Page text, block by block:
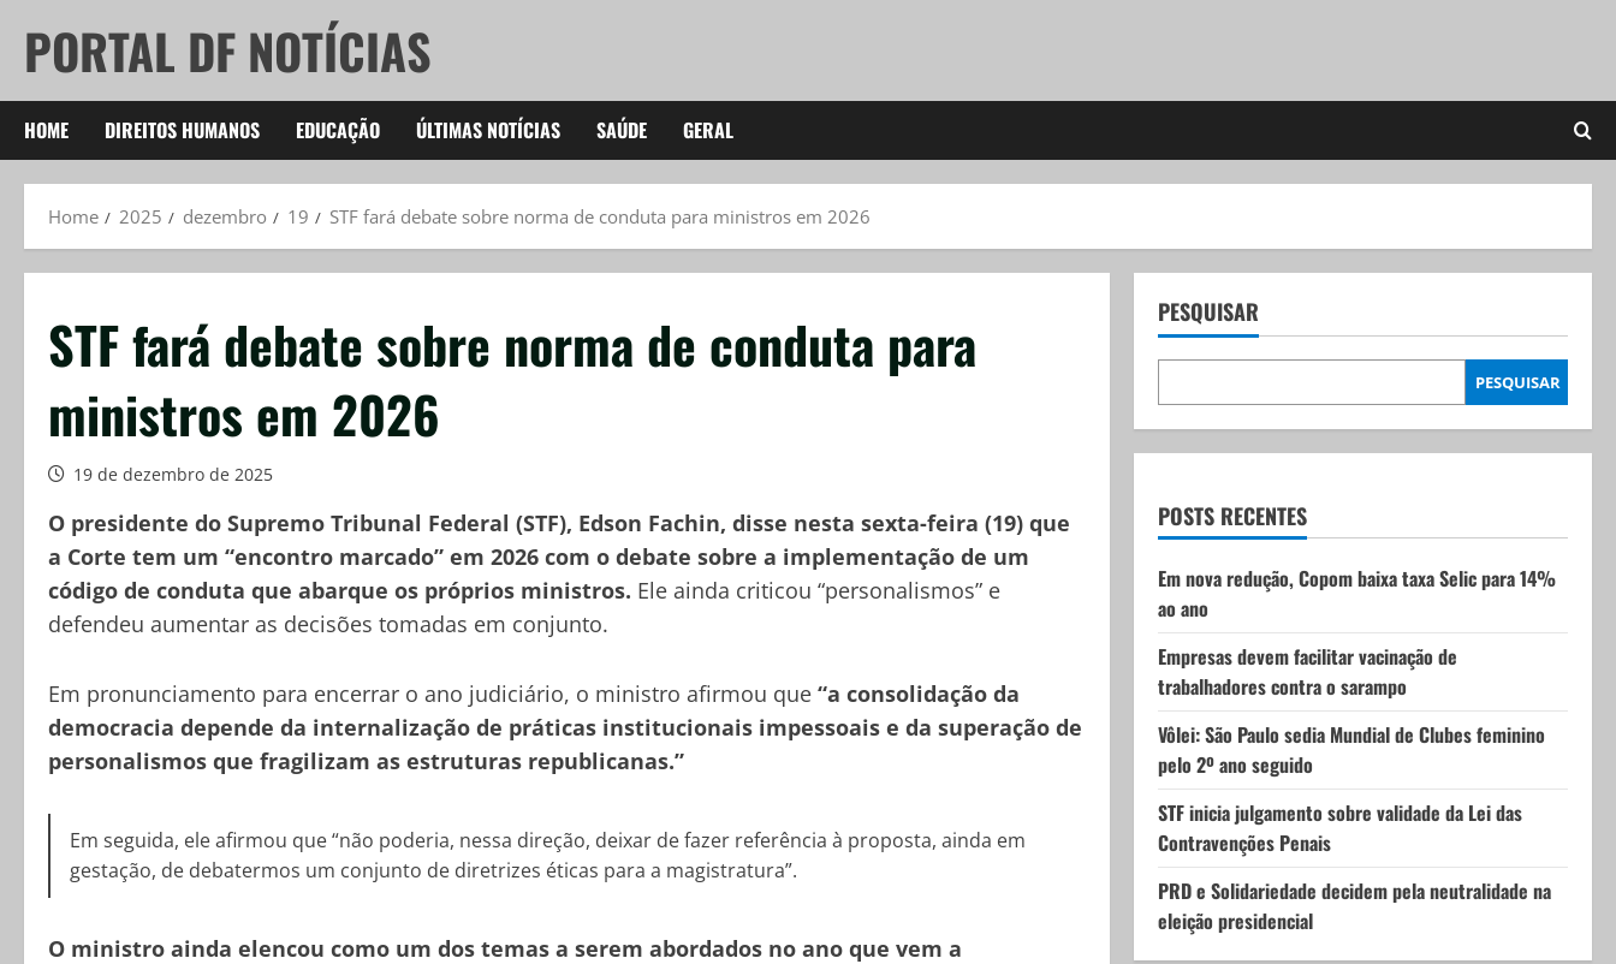
content
PORTAL DF NOTÍCIAS
HOME DIREITOS HUMANOS EDUCAÇÃO ÚLTIMAS NOTÍCIAS SAÚDE GERAL
Home 2025 dezembro 19 STF fará debate sobre norma de conduta para ministros em 2026
STF fará debate sobre norma de conduta para
ministros em 2026
19 de dezembro de 2025
O presidente do Supremo Tribunal Federal (STF), Edson Fachin, disse nesta sexta-feira (19) que
a Corte tem um “encontro marcado” em 2026 com o debate sobre a implementação de um
código de conduta que abarque os próprios ministros. Ele ainda criticou “personalismos” e
defendeu aumentar as decisões tomadas em conjunto.
Em pronunciamento para encerrar o ano judiciário, o ministro afirmou que “a consolidação da
democracia depende da internalização de práticas institucionais impessoais e da superação de
personalismos que fragilizam as estruturas republicanas.”
Em seguida, ele afirmou que “não poderia, nessa direção, deixar de fazer referência à proposta, ainda em
gestação, de debatermos um conjunto de diretrizes éticas para a magistratura”.
O ministro ainda elencou como um dos temas a serem abordados no ano que vem a
PESQUISAR
PESQUISAR
POSTS RECENTES
Em nova redução, Copom baixa taxa Selic para 14%
ao ano
Empresas devem facilitar vacinação de
trabalhadores contra o sarampo
Vôlei: São Paulo sedia Mundial de Clubes feminino
pelo 2º ano seguido
STF inicia julgamento sobre validade da Lei das
Contravenções Penais
PRD e Solidariedade decidem pela neutralidade na
eleição presidencial